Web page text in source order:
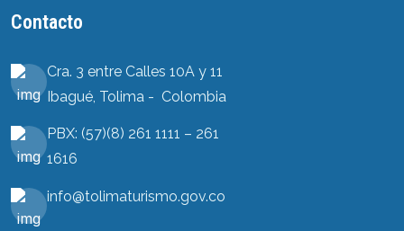
Contacto
Cra. 3 entre Calles 10A y 11
Ibagué, Tolima - Colombia
PBX: (57)(8) 261 1111 – 261
1616
info@tolimaturismo.gov.co